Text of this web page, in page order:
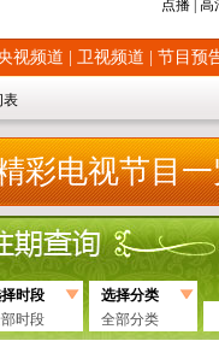
点播 高
视频道 卫视频道 节目预
表
彩电视节目
时段
时段
选择分类
全部分类